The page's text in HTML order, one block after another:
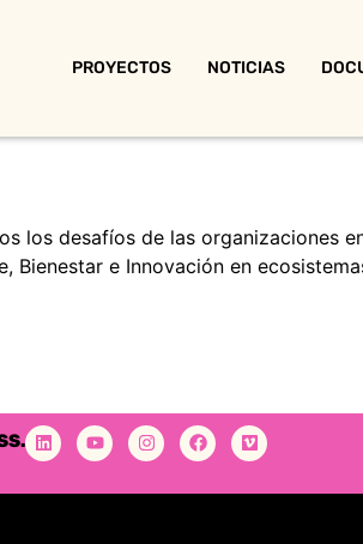
PROYECTOS NOTICIAS
los desafíos de las organizaciones
e Innovación en